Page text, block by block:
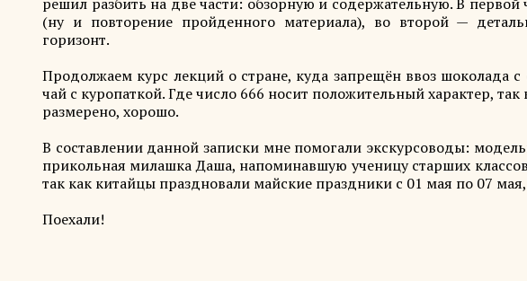
(ну и повторение пройденного материала), во второй —
горизонт.
Продолжаем курс лекций о стране, куда запрещён ввоз шоколада
чай с куропаткой. Где число 666 носит положительный характер,
размерено, хорошо.
В составлении данной записки мне помогали экскурсоводы:
прикольная милашка Даша, напоминавшую ученицу старших
так как китайцы праздновали майские праздники с 01 мая по 07
Поехали!